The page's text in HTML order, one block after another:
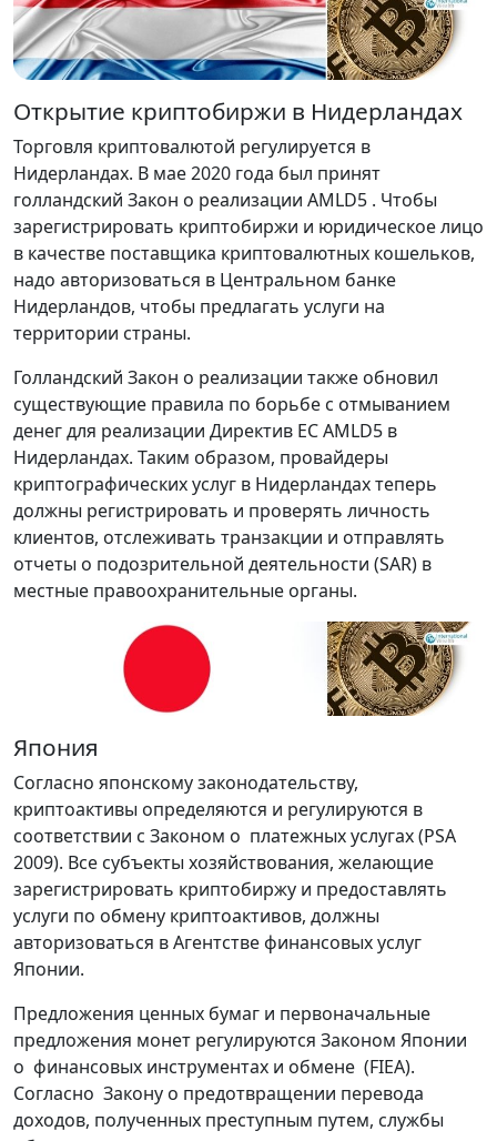
Открытие криптобиржи в Нидерландах
Торговля криптовалютой регулируется в
Нидерландах. В мае 2020 года был принят
голландский Закон о реализации AMLD5 . Чтобы
зарегистрировать криптобиржи и юридическое лицо
в качестве поставщика криптовалютных кошельков,
надо авторизоваться в Центральном банке
Нидерландов, чтобы предлагать услуги на
территории страны.
Голландский Закон о реализации также обновил
существующие правила по борьбе с отмыванием
денег для реализации Директив ЕС AMLD5 в
Нидерландах. Таким образом, провайдеры
криптографических услуг в Нидерландах теперь
должны регистрировать и проверять личность
клиентов, отслеживать транзакции и отправлять
отчеты о подозрительной деятельности (SAR) в
местные правоохранительные органы.
Япония
Согласно японскому законодательству,
криптоактивы определяются и регулируются в
соответствии с Законом о платежных услугах (PSA
2009). Все субъекты хозяйствования, желающие
зарегистрировать криптобиржу и предоставлять
услуги по обмену криптоактивов, должны
авторизоваться в Агентстве финансовых услуг
Японии.
Предложения ценных бумаг и первоначальные
предложения монет регулируются Законом Японии
о финансовых инструментах и ​​обмене (FIEA).
Согласно Закону о предотвращении перевода
доходов, полученных преступным путем, службы